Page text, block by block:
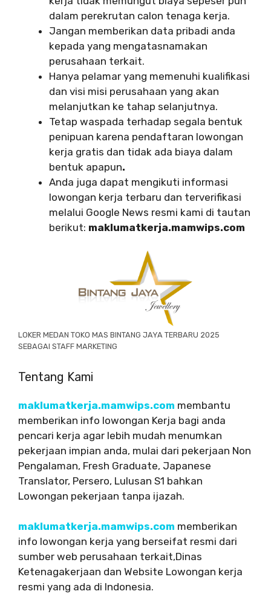
dalam perekrutan calon tenaga kerja.
Jangan memberikan data pribadi anda
kepada yang mengatasnamakan
perusahaan terkait.
Hanya pelamar yang memenuhi kualifikasi
dan visi misi perusahaan yang akan
melanjutkan ke tahap selanjutnya.
Tetap waspada terhadap segala bentuk
penipuan karena pendaftaran lowongan
kerja gratis dan tidak ada biaya dalam
bentuk apapun.
Anda juga dapat mengikuti informasi
lowongan kerja terbaru dan terverifikasi
melalui Google News resmi kami di tautan
berikut: maklumatkerja.mamwips.com
LOKER MEDAN TOKO MAS BINTANG JAYA TERBARU 2025
SEBAGAI STAFF MARKETING
Tentang Kami
maklumatkerja.mamwips.com membantu
memberikan info lowongan Kerja bagi anda
pencari kerja agar lebih mudah menumkan
pekerjaan impian anda, mulai dari pekerjaan Non
Pengalaman, Fresh Graduate, Japanese
Translator, Persero, Lulusan S1 bahkan
Lowongan pekerjaan tanpa ijazah.
maklumatkerja.mamwips.com memberikan
info lowongan kerja yang berseifat resmi dari
sumber web perusahaan terkait,Dinas
Ketenagakerjaan dan Website Lowongan kerja
resmi yang ada di Indonesia.